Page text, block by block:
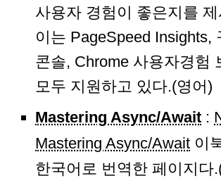
사용자 경험이 좋은지를
이는 PageSpeed Insights,
콘솔, Chrome 사용자경험
모두 지원하고 있다.(영어)
Mastering Async/Await :
Mastering Async/Await 이
한국어로 번역한 페이지다